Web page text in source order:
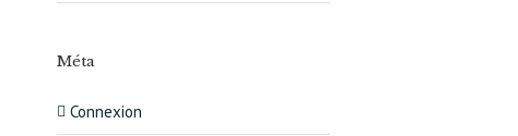
Méta
Connexion